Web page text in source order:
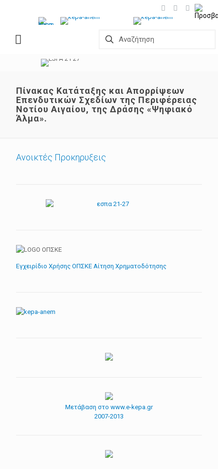
Πίνακας Κατάταξης και Απορρίψεων
Επενδυτικών Σχεδίων της Περιφέρειας
Νοτίου Αιγαίου, της Δράσης «Ψηφιακό
Άλμα».
Ανοικτές Προκηρυξεις
Εγχειρίδιο Χρήσης ΟΠΣΚΕ Αίτηση Χρηματοδότησης
Μετάβαση στο www.e-kepa.gr
2007-2013